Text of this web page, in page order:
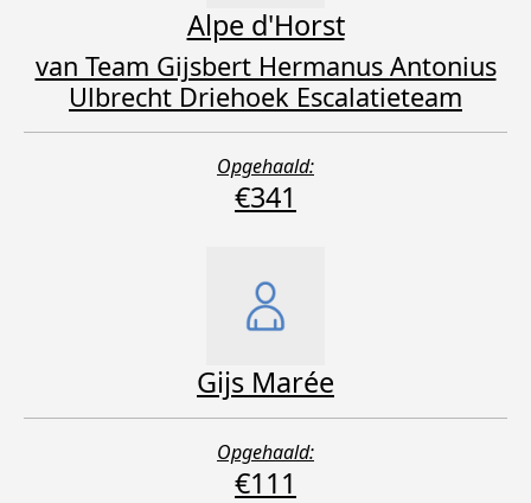
Alpe d'Horst
van Team Gijsbert Hermanus Antonius
Ulbrecht Driehoek Escalatieteam
Opgehaald:
€341
Gijs Marée
Opgehaald:
€111